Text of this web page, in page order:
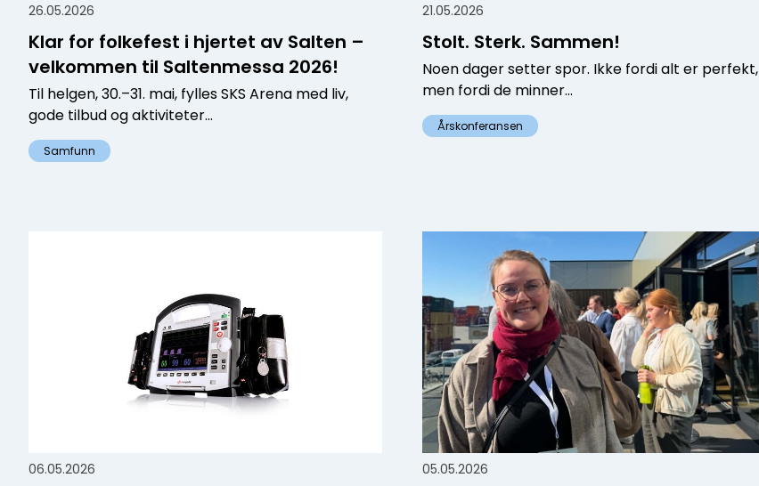
26.05.2026
Klar for folkefest i hjertet av Salten –
velkommen til Saltenmessa 2026!
Til helgen, 30.–31. mai, fylles SKS Arena med liv,
gode tilbud og aktiviteter...
Samfunn
21.05.2026
Stolt. Sterk. Sammen!
Noen dager setter spor. Ikke fordi alt er perfekt,
men fordi de minner...
Årskonferansen
06.05.2026 05.05.2026